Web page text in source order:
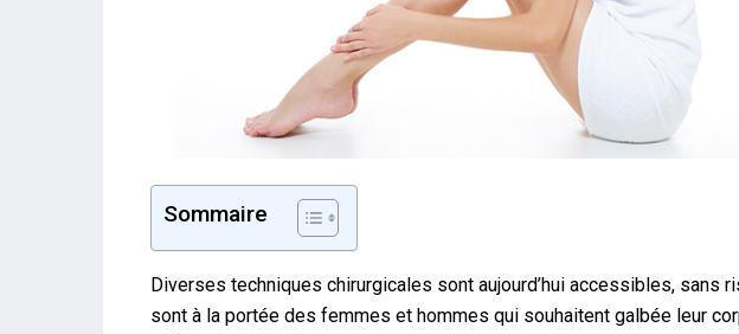
Sommaire
Diverses techniques chirurgicales sont aujourd’hui accessibles, sans
sont à la portée des femmes et hommes qui souhaitent galbée leur